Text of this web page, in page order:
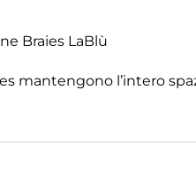
Braies LaBlù
mantengono l’intero